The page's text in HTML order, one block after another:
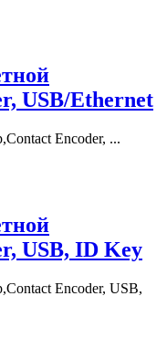
USB/Ethernet
Encoder, ...
USB, ID Key
Encoder, USB,